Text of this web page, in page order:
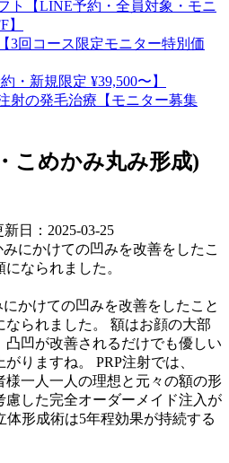
こめかみ丸み形成)
日：2025-03-25
かけての凹みを改善をしたこと
られました。 額はお顔の大部
凹が改善されるだけでも優しい
りますね。 PRP注射では、
一人一人の理想と元々の額の形
した完全オーダーメイド注入が
体形成術は5年程効果が持続する